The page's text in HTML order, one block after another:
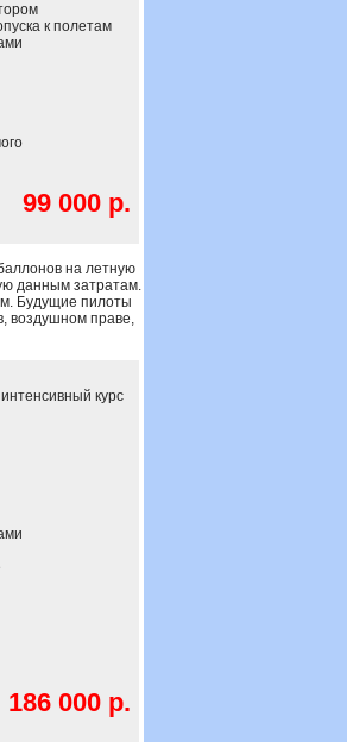
к полетам
99 000 р.
на летную
данным затратам.
Будущие пилоты
воздушном праве,
интенсивный курс
186 000 р.